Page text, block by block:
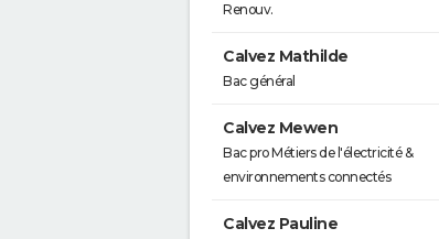
Renouv.
Calvez Mathilde
Bac général
Calvez Mewen
Bac pro Métiers de l'électricité &
environnements connectés
Calvez Pauline